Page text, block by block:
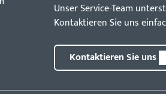
Unser Service-Team
Kontaktieren Sie uns
Kontaktieren Sie uns